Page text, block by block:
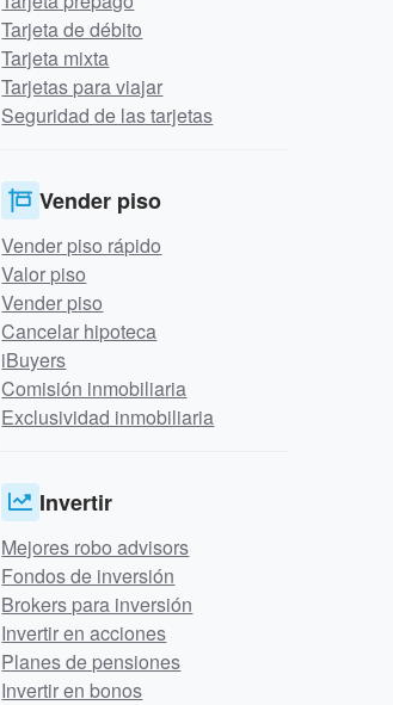
Tarjeta de débito
Tarjeta mixta
Tarjetas para viajar
Seguridad de las tarjetas
Vender piso
Vender piso rápido
Valor piso
Vender piso
Cancelar hipoteca
iBuyers
Comisión inmobiliaria
Exclusividad inmobiliaria
Invertir
Mejores robo advisors
Fondos de inversión
Brokers para inversión
Invertir en acciones
Planes de pensiones
Invertir en bonos